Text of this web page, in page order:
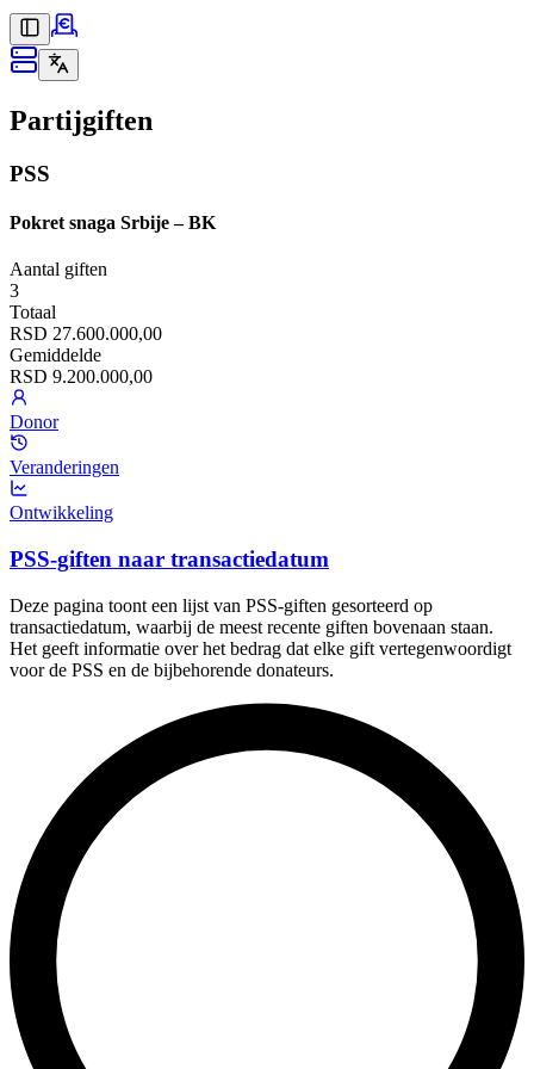
Partijgiften
PSS
Pokret snaga Srbije – BK
Aantal giften
3
Totaal
RSD 27.600.000,00
Gemiddelde
RSD 9.200.000,00
Donor
Veranderingen
Ontwikkeling
PSS-giften naar transactiedatum
Deze pagina toont een lijst van PSS-giften gesorteerd op
transactiedatum, waarbij de meest recente giften bovenaan staan.
Het geeft informatie over het bedrag dat elke gift vertegenwoordigt
voor de PSS en de bijbehorende donateurs.